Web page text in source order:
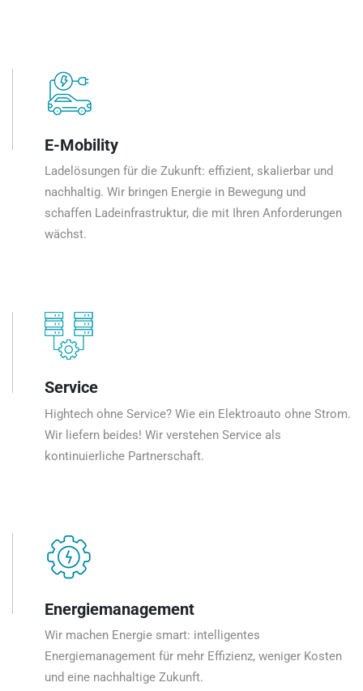
E-Mobility
Ladelösungen für die Zukunft: effizient, skalierbar und
nachhaltig. Wir bringen Energie in Bewegung und
schaffen Ladeinfrastruktur, die mit Ihren Anforderungen
wächst.
Service
Hightech ohne Service? Wie ein Elektroauto ohne Strom.
Wir liefern beides! Wir verstehen Service als
kontinuierliche Partnerschaft.
Energiemanagement
Wir machen Energie smart: intelligentes
Energiemanagement für mehr Effizienz, weniger Kosten
und eine nachhaltige Zukunft.